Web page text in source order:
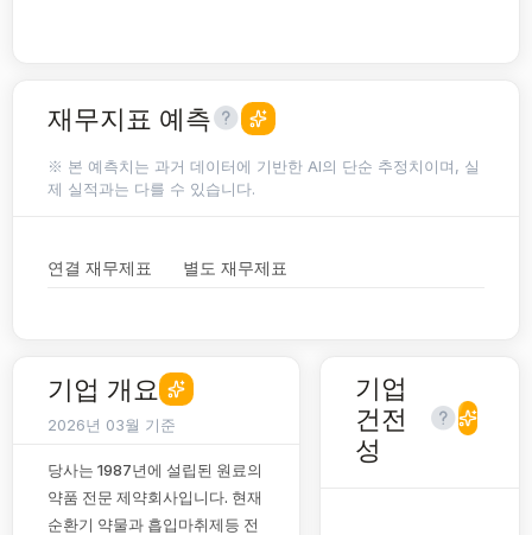
재무지표 예측
※ 본 예측치는 과거 데이터에 기반한 AI의 단순 추정치이며, 실
제 실적과는 다를 수 있습니다.
연결 재무제표 별도 재무제표
기업 개요
2026년 03월 기준
당사는 1987년에 설립된 원료의
약품 전문 제약회사입니다. 현재
순환기 약물과 흡입마취제등 전
기업
건전
성